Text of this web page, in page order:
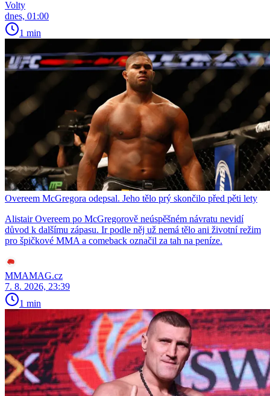
Volty
dnes, 01:00
1 min
Overeem McGregora odepsal. Jeho tělo prý skončilo před pěti lety
Alistair Overeem po McGregorově neúspěšném návratu nevidí
důvod k dalšímu zápasu. Ir podle něj už nemá tělo ani životní režim
pro špičkové MMA a comeback označil za tah na peníze.
MMAMAG.cz
7. 8. 2026, 23:39
1 min